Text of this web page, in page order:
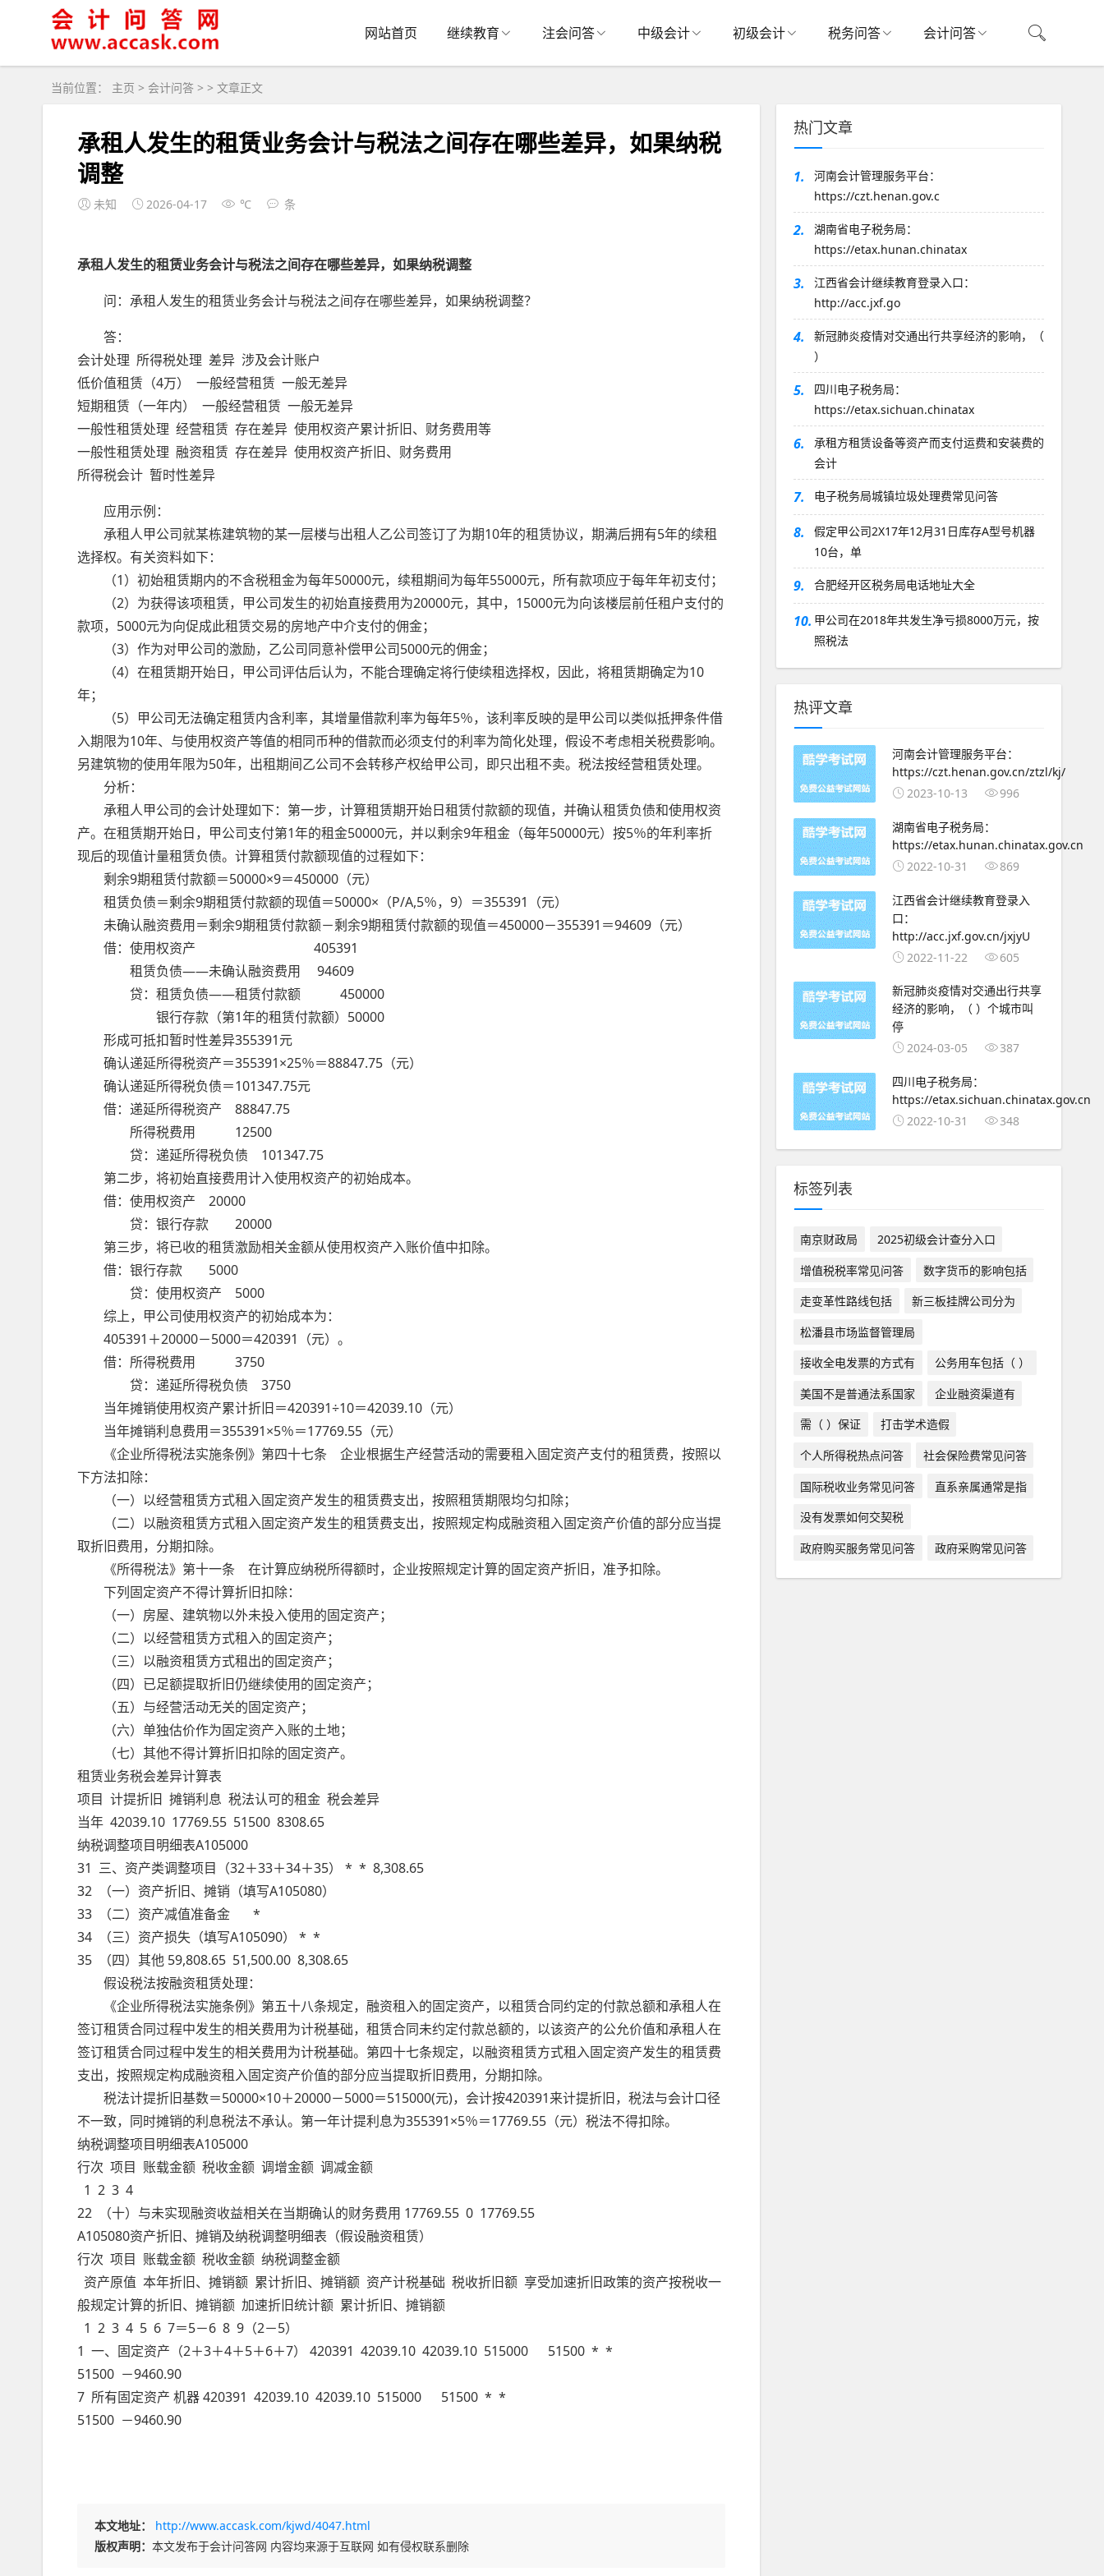
网站首页 继续教育 注会问答 中级会计 初级会计 税务问答 会计问答
当前位置： 主页 > 会计问答 > > 文章正文
承租人发生的租赁业务会计与税法之间存在哪些差异，如果纳税
调整
未知 2026-04-17 ℃ 条
承租人发生的租赁业务会计与税法之间存在哪些差异，如果纳税调整
问：承租人发生的租赁业务会计与税法之间存在哪些差异，如果纳税调整？
答：
会计处理 所得税处理 差异 涉及会计账户
低价值租赁（4万） 一般经营租赁 一般无差异
短期租赁（一年内） 一般经营租赁 一般无差异
一般性租赁处理 经营租赁 存在差异 使用权资产累计折旧、财务费用等
一般性租赁处理 融资租赁 存在差异 使用权资产折旧、财务费用
所得税会计 暂时性差异
应用示例：
承租人甲公司就某栋建筑物的某一层楼与出租人乙公司签订了为期10年的租赁协议，期满后拥有5年的续租
选择权。有关资料如下：
（1）初始租赁期内的不含税租金为每年50000元，续租期间为每年55000元，所有款项应于每年年初支付；
（2）为获得该项租赁，甲公司发生的初始直接费用为20000元，其中，15000元为向该楼层前任租户支付的
款项，5000元为向促成此租赁交易的房地产中介支付的佣金；
（3）作为对甲公司的激励，乙公司同意补偿甲公司5000元的佣金；
（4）在租赁期开始日，甲公司评估后认为，不能合理确定将行使续租选择权，因此，将租赁期确定为10
年；
（5）甲公司无法确定租赁内含利率，其增量借款利率为每年5％，该利率反映的是甲公司以类似抵押条件借
入期限为10年、与使用权资产等值的相同币种的借款而必须支付的利率为简化处理，假设不考虑相关税费影响。
另建筑物的使用年限为50年，出租期间乙公司不会转移产权给甲公司，即只出租不卖。税法按经营租赁处理。
分析：
承租人甲公司的会计处理如下：第一步，计算租赁期开始日租赁付款额的现值，并确认租赁负债和使用权资
产。在租赁期开始日，甲公司支付第1年的租金50000元，并以剩余9年租金（每年50000元）按5％的年利率折
现后的现值计量租赁负债。计算租赁付款额现值的过程如下：
剩余9期租赁付款额＝50000×9＝450000（元）
租赁负债＝剩余9期租赁付款额的现值＝50000×（P/A,5％，9）＝355391（元）
未确认融资费用＝剩余9期租赁付款额－剩余9期租赁付款额的现值＝450000－355391＝94609（元）
借：使用权资产 405391
租赁负债——未确认融资费用 94609
贷：租赁负债——租赁付款额 450000
银行存款（第1年的租赁付款额）50000
形成可抵扣暂时性差异355391元
确认递延所得税资产＝355391×25％＝88847.75（元）
确认递延所得税负债＝101347.75元
借：递延所得税资产 88847.75
所得税费用 12500
贷：递延所得税负债 101347.75
第二步，将初始直接费用计入使用权资产的初始成本。
借：使用权资产 20000
贷：银行存款 20000
第三步，将已收的租赁激励相关金额从使用权资产入账价值中扣除。
借：银行存款 5000
贷：使用权资产 5000
综上，甲公司使用权资产的初始成本为：
405391＋20000－5000＝420391（元）。
借：所得税费用 3750
贷：递延所得税负债 3750
当年摊销使用权资产累计折旧＝420391÷10＝42039.10（元）
当年摊销利息费用＝355391×5％＝17769.55（元）
《企业所得税法实施条例》第四十七条 企业根据生产经营活动的需要租入固定资产支付的租赁费，按照以
下方法扣除：
（一）以经营租赁方式租入固定资产发生的租赁费支出，按照租赁期限均匀扣除；
（二）以融资租赁方式租入固定资产发生的租赁费支出，按照规定构成融资租入固定资产价值的部分应当提
取折旧费用，分期扣除。
《所得税法》第十一条 在计算应纳税所得额时，企业按照规定计算的固定资产折旧，准予扣除。
下列固定资产不得计算折旧扣除：
（一）房屋、建筑物以外未投入使用的固定资产；
（二）以经营租赁方式租入的固定资产；
（三）以融资租赁方式租出的固定资产；
（四）已足额提取折旧仍继续使用的固定资产；
（五）与经营活动无关的固定资产；
（六）单独估价作为固定资产入账的土地；
（七）其他不得计算折旧扣除的固定资产。
租赁业务税会差异计算表
项目 计提折旧 摊销利息 税法认可的租金 税会差异
当年 42039.10 17769.55 51500 8308.65
纳税调整项目明细表A105000
31 三、资产类调整项目（32＋33＋34＋35） * * 8,308.65
32 （一）资产折旧、摊销（填写A105080）
33 （二）资产减值准备金 *
34 （三）资产损失（填写A105090） * *
35 （四）其他 59,808.65 51,500.00 8,308.65
假设税法按融资租赁处理：
《企业所得税法实施条例》第五十八条规定，融资租入的固定资产，以租赁合同约定的付款总额和承租人在
签订租赁合同过程中发生的相关费用为计税基础，租赁合同未约定付款总额的，以该资产的公允价值和承租人在
签订租赁合同过程中发生的相关费用为计税基础。第四十七条规定，以融资租赁方式租入固定资产发生的租赁费
支出，按照规定构成融资租入固定资产价值的部分应当提取折旧费用，分期扣除。
税法计提折旧基数＝50000×10＋20000－5000＝515000(元)，会计按420391来计提折旧，税法与会计口径
不一致，同时摊销的利息税法不承认。第一年计提利息为355391×5％＝17769.55（元）税法不得扣除。
纳税调整项目明细表A105000
行次 项目 账载金额 税收金额 调增金额 调减金额
1 2 3 4
22 （十）与未实现融资收益相关在当期确认的财务费用 17769.55 0 17769.55
A105080资产折旧、摊销及纳税调整明细表（假设融资租赁）
行次 项目 账载金额 税收金额 纳税调整金额
资产原值 本年折旧、摊销额 累计折旧、摊销额 资产计税基础 税收折旧额 享受加速折旧政策的资产按税收一
般规定计算的折旧、摊销额 加速折旧统计额 累计折旧、摊销额
1 2 3 4 5 6 7＝5－6 8 9（2－5）
1 一、固定资产（2＋3＋4＋5＋6＋7） 420391 42039.10 42039.10 515000 51500 * *
51500 －9460.90
7 所有固定资产 机器 420391 42039.10 42039.10 515000 51500 * *
51500 －9460.90
本文地址：
http://www.accask.com/kjwd/4047.html
版权声明： 本文发布于会计问答网 内容均来源于互联网 如有侵权联系删除
热门文章
1.
河南会计管理服务平台：
https://czt.henan.gov.c
2.
湖南省电子税务局：
https://etax.hunan.chinatax
3.
江西省会计继续教育登录入口：
http://acc.jxf.go
4.
新冠肺炎疫情对交通出行共享经济的影响，（
）
5.
四川电子税务局：
https://etax.sichuan.chinatax
6.
承租方租赁设备等资产而支付运费和安装费的
会计
7. 电子税务局城镇垃圾处理费常见问答
8.
假定甲公司2X17年12月31日库存A型号机器
10台，单
9. 合肥经开区税务局电话地址大全
10. 甲公司在2018年共发生净亏损8000万元，按
照税法
热评文章
河南会计管理服务平台：
https://czt.henan.gov.cn/ztzl/kj/
2023-10-13
996
湖南省电子税务局：
https://etax.hunan.chinatax.gov.cn
2022-10-31
869
江西省会计继续教育登录入
口：
http://acc.jxf.gov.cn/jxjyU
2022-11-22
605
新冠肺炎疫情对交通出行共享
经济的影响，（ ）个城市叫
停
2024-03-05
387
四川电子税务局：
https://etax.sichuan.chinatax.gov.cn
2022-10-31
348
标签列表
南京财政局
2025初级会计查分入口
增值税税率常见问答
数字货币的影响包括
走变革性路线包括
新三板挂牌公司分为
松潘县市场监督管理局
接收全电发票的方式有
公务用车包括（ ）
美国不是普通法系国家
企业融资渠道有
需（ ）保证
打击学术造假
个人所得税热点问答
社会保险费常见问答
国际税收业务常见问答
直系亲属通常是指
没有发票如何交契税
政府购买服务常见问答
政府采购常见问答